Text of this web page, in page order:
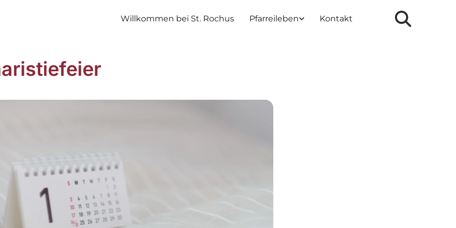
Willkommen bei St. Rochus Pfarreileben Kontakt